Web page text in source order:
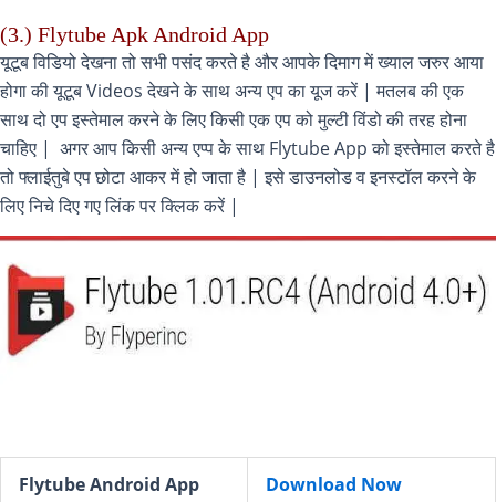
(3.) Flytube Apk Android App
यूटूब विडियो देखना तो सभी पसंद करते है और आपके दिमाग में ख्याल जरुर आया
होगा की यूटूब Videos देखने के साथ अन्य एप का यूज करें | मतलब की एक
साथ दो एप इस्तेमाल करने के लिए किसी एक एप को मुल्टी विंडो की तरह होना
चाहिए | अगर आप किसी अन्य एप्प के साथ Flytube App को इस्तेमाल करते है
तो फ्लाईतुबे एप छोटा आकर में हो जाता है | इसे डाउनलोड व इनस्टॉल करने के
लिए निचे दिए गए लिंक पर क्लिक करें |
Flytube Android App Download Now